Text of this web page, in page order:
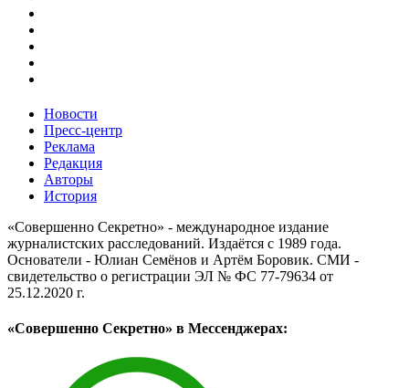
Новости
Пресс-центр
Реклама
Редакция
Авторы
История
«Совершенно Секретно» - международное издание
журналистских расследований. Издаётся с 1989 года.
Основатели - Юлиан Семёнов и Артём Боровик. CМИ -
свидетельство о регистрации ЭЛ № ФС 77-79634 от
25.12.2020 г.
«Совершенно Секретно» в Мессенджерах: